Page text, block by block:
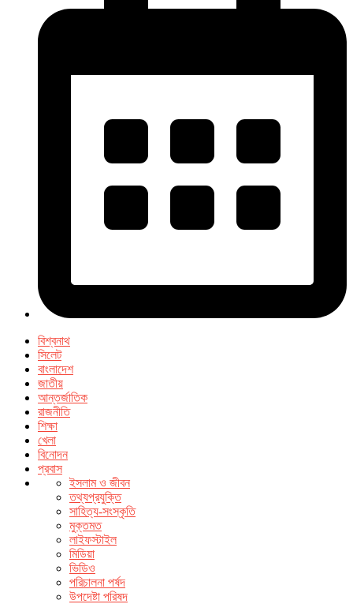
বিশ্বনাথ
সিলেট
বাংলাদেশ
জাতীয়
আন্তর্জাতিক
রাজনীতি
শিক্ষা
খেলা
বিনোদন
প্রবাস
ইসলাম ও জীবন
তথ্যপ্রযুক্তি
সাহিত্য-সংস্কৃতি
মুক্তমত
লাইফস্টাইল
মিডিয়া
ভিডিও
পরিচালনা পর্ষদ
উপদেষ্টা পরিষদ